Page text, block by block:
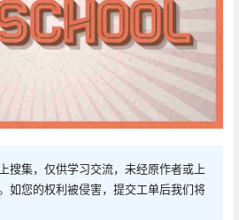
搜集，仅供学习交流，未经原作者或上
如您的权利被侵害，提交工单后我们将